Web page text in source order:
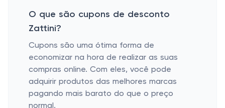
O que são cupons de desconto
Zattini?
Cupons são uma ótima forma de
economizar na hora de realizar as suas
compras online. Com eles, você pode
adquirir produtos das melhores marcas
pagando mais barato do que o preço
normal.